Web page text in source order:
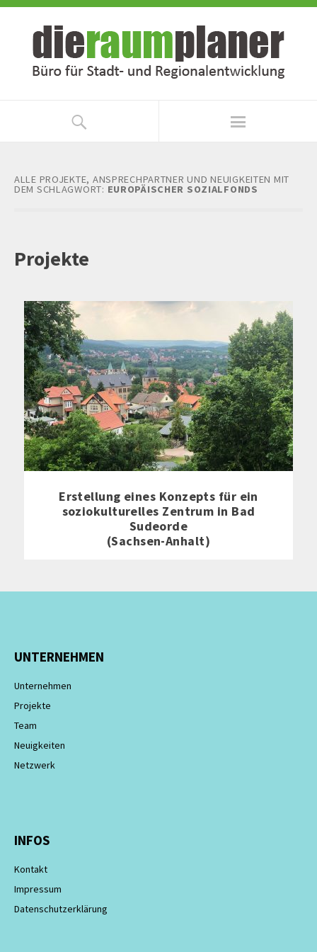
Zum
springen
Zur
springen
ALLE PROJEKTE, ANSPRECHPARTNER UND NEUIGKEITEN MIT
DEM SCHLAGWORT: EUROPÄISCHER SOZIALFONDS
Projekte
Erstellung eines Konzepts für ein
soziokulturelles Zentrum in Bad
Sudeorde
(Sachsen-Anhalt)
UNTERNEHMEN
Unternehmen
Projekte
Team
Neuigkeiten
Netzwerk
INFOS
Kontakt
Impressum
Datenschutzerklärung